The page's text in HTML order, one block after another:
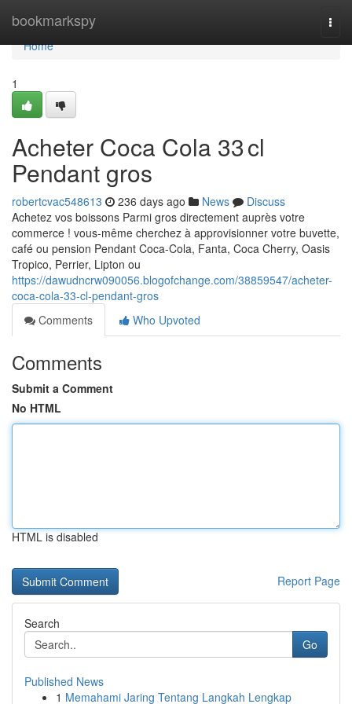
bookmarkspy
Home
Home
1
Acheter Coca Cola 33 cl
Pendant gros
robertcvac548613 236 days ago News
Discuss
Achetez vos boissons Parmi gros directement auprès votre
commerce ! vous-même cherchez à approvisionner votre buvette,
café ou pension Pendant Coca-Cola, Fanta, Coca Cherry, Oasis
Tropico, Perrier, Lipton ou
https://dawudncrw090056.blogofchange.com/38859547/acheter-
coca-cola-33-cl-pendant-gros
Comments
Who Upvoted
Comments
Submit a Comment
No HTML
HTML is disabled
Report Page
Search
Go
Published News
1 Memahami Jaring Tentang Langkah Lengkap